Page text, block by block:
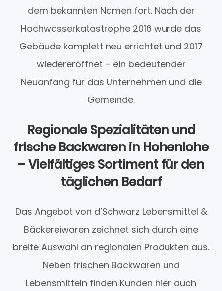
dem bekannten Namen fort. Nach der
Hochwasserkatastrophe 2016 wurde das
Gebäude komplett neu errichtet und 2017
wiedereröffnet – ein bedeutender
Neuanfang für das Unternehmen und die
Gemeinde.
Regionale Spezialitäten und
frische Backwaren in Hohenlohe
– Vielfältiges Sortiment für den
täglichen Bedarf
Das Angebot von d’Schwarz Lebensmittel &
Bäckereiwaren zeichnet sich durch eine
breite Auswahl an regionalen Produkten aus.
Neben frischen Backwaren und
Lebensmitteln finden Kunden hier auch